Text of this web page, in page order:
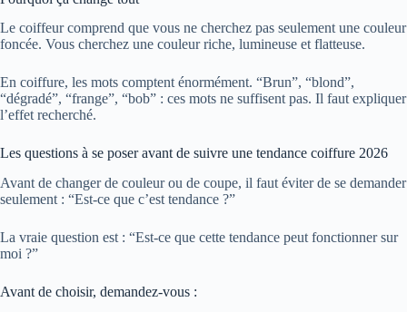
Le coiffeur comprend que vous ne cherchez pas seulement une couleur
foncée. Vous cherchez une couleur riche, lumineuse et flatteuse.
En coiffure, les mots comptent énormément. “Brun”, “blond”,
“dégradé”, “frange”, “bob” : ces mots ne suffisent pas. Il faut expliquer
l’effet recherché.
Les questions à se poser avant de suivre une tendance coiffure 2026
Avant de changer de couleur ou de coupe, il faut éviter de se demander
seulement : “Est-ce que c’est tendance ?”
La vraie question est : “Est-ce que cette tendance peut fonctionner sur
moi ?”
Avant de choisir, demandez-vous :